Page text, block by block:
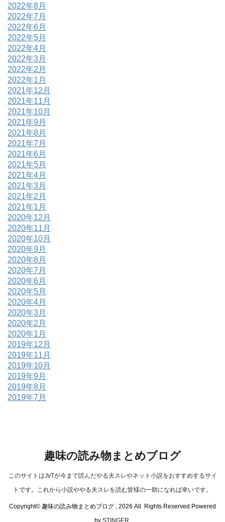
2022年8月
2022年7月
2022年6月
2022年5月
2022年4月
2022年3月
2022年2月
2022年1月
2021年12月
2021年11月
2021年10月
2021年9月
2021年8月
2021年7月
2021年6月
2021年5月
2021年4月
2021年3月
2021年2月
2021年1月
2020年12月
2020年11月
2020年10月
2020年9月
2020年8月
2020年7月
2020年6月
2020年5月
2020年4月
2020年3月
2020年2月
2020年1月
2019年12月
2019年11月
2019年10月
2019年9月
2019年8月
2019年7月
趣味の読み物まとめブログ
このサイトはJvTが今まで読んだやる夫スレやネット小説をおすすめするサイ
トです。これから小説ややる夫スレを読む皆様の一助になれば幸いです。
Copyright© 趣味の読み物まとめブログ , 2026 All Rights Reserved Powered
by STINGER